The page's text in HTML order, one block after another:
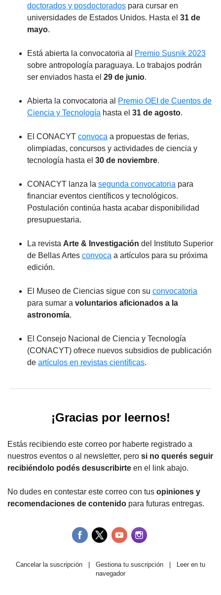
doctorados y posdoctorados para cursar en
universidades de Estados Unidos. Hasta el 31 de
mayo.
Está abierta la convocatoria al
Premio Susnik 2023
sobre antropología paraguaya. Lo trabajos podrán
ser enviados hasta el 29 de junio.
Abierta la convocatoria al
Premio OEI de Cuentos de
Ciencia y Tecnología hasta el 31 de agosto.
El CONACYT convoca a propuestas de ferias,
olimpiadas, concursos y actividades de ciencia y
tecnología hasta el 30 de noviembre.
CONACYT lanza la segunda convocatoria para
financiar eventos científicos y tecnológicos.
Postulación continúa hasta acabar disponibilidad
presupuestaria.
La revista Arte & Investigación del Instituto Superior
de Bellas Artes convoca a artículos para su próxima
edición.
El Museo de Ciencias sigue con su convocatoria
para sumar a voluntarios aficionados a la
astronomía.
El Consejo Nacional de Ciencia y Tecnología
(CONACYT) ofrece nuevos subsidios de publicación
de artículos en revistas científicas.
¡Gracias por leernos!
Estás recibiendo este correo por haberte registrado a
nuestros eventos o al newsletter, pero si no querés seguir
recibiéndolo podés desuscribirte en el link abajo.
No dudes en contestar este correo con tus opiniones y
recomendaciones de contenido para futuras entregas.
Cancelar la suscripción Gestiona tu suscripción
Leer en tu
navegador